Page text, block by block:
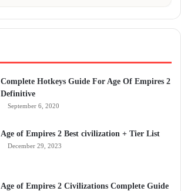
Complete Hotkeys Guide For Age Of Empires 2
Definitive
September 6, 2020
Age of Empires 2 Best civilization + Tier List
December 29, 2023
Age of Empires 2 Civilizations Complete Guide